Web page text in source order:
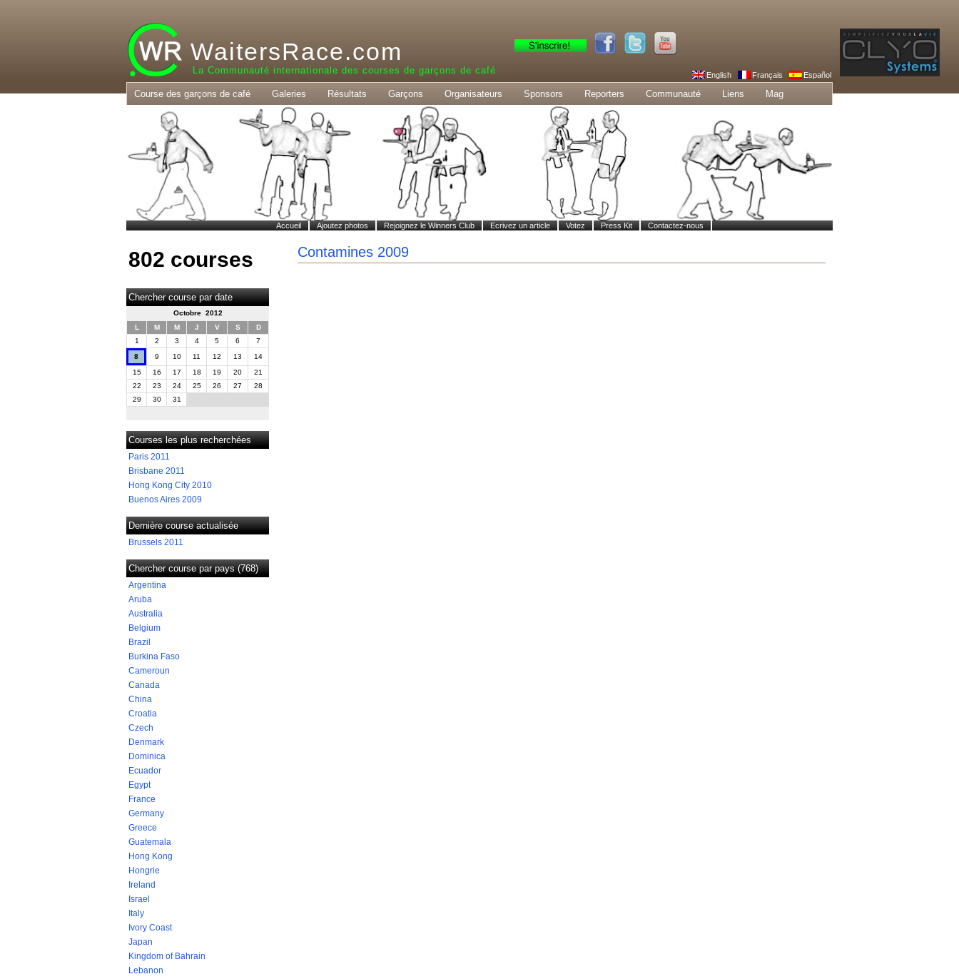
WaitersRace.com
La Communauté internationale des courses de garçons de café
Course des garçons de café Galeries Résultats Garçons Organisateurs Sponsors Reporters Communauté Liens Mag
Accueil Ajoutez photos Rejoignez le Winners Club Ecrivez un article Votez Press Kit Contactez-nous
English Français Español
802 courses
Chercher course par date
Octobre 2012
L
M M J V S
D
1
2 3 4 5 6
7
8
9 10 11 12 13
14
15
16 17 18 19 20
21
22
23 24 25 26 27
28
29
30 31
Courses les plus recherchées
Paris 2011
Brisbane 2011
Hong Kong City 2010
Buenos Aires 2009
Dernière course actualisée
Brussels 2011
Chercher course par pays (768)
Argentina
Aruba
Australia
Belgium
Brazil
Burkina Faso
Cameroun
Canada
China
Croatia
Czech
Denmark
Dominica
Ecuador
Egypt
France
Germany
Greece
Guatemala
Hong Kong
Hongrie
Ireland
Israel
Italy
Ivory Coast
Japan
Kingdom of Bahrain
Lebanon
Contamines 2009